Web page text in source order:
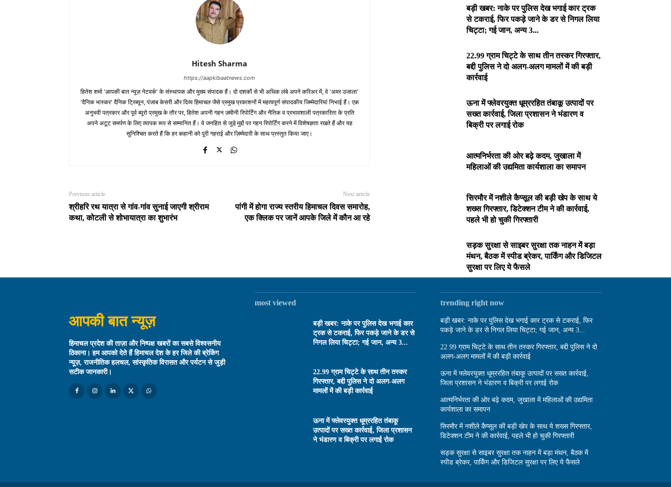
Hitesh Sharma
https://aapkibaatnews.com
हितेश शर्मा 'आपकी बात न्यूज़ नेटवर्क' के संस्थापक और मुख्य संपादक हैं। दो दशकों से भी अधिक लंबे अपने करिअर में, वे 'अमर उजाला'
'दैनिक भास्कर' दैनिक ट्रिब्यून, पंजाब केसरी और दिव्य हिमाचल जैसे प्रमुख प्रकाशनों में महत्वपूर्ण संपादकीय जिम्मेदारियां निभाई हैं। एक
अनुभवी पत्रकार और पूर्व ब्यूरो प्रमुख के तौर पर, हितेश अपनी गहन ज़मीनी रिपोर्टिंग और नैतिक व प्रभावशाली पत्रकारिता के प्रति
अपने अटूट समर्पण के लिए व्यापक रूप से सम्मानित हैं। वे जनहित से जुड़े मुद्दों पर गहन रिपोर्टिंग करने में विशेषज्ञता रखते हैं और यह
सुनिश्चित करते हैं कि हर कहानी को पूरी गहराई और ज़िम्मेदारी के साथ प्रस्तुत किया जाए।
Previous article
श्रीहरि रथ यात्रा से गांव-गांव सुनाई जाएगी श्रीराम
कथा, कोटली से शोभायात्रा का शुभारंभ
Next article
पांगी में होगा राज्य स्तरीय हिमाचल दिवस समारोह,
एक क्लिक पर जानें आपके जिले में कौन आ रहे
बड़ी खबर: नाके पर पुलिस देख भगाई कार ट्रक
से टकराई, फिर पकड़े जाने के डर से निगल लिया
चिट्टा; गई जान, अन्य 3...
22.99 ग्राम चिट्टे के साथ तीन तस्कर गिरफ्तार,
बद्दी पुलिस ने दो अलग-अलग मामलों में की बड़ी
कार्रवाई
ऊना में फ्लेवरयुक्त धूम्ररहित तंबाकू उत्पादों पर
सख्त कार्रवाई, जिला प्रशासन ने भंडारण व
बिक्री पर लगाई रोक
आत्मनिर्भरता की ओर बढ़े कदम, जुखाला में
महिलाओं की उद्यमिता कार्यशाला का समापन
सिरमौर में नशीले कैप्सूल की बड़ी खेप के साथ ये
शख्स गिरफ्तार, डिटेक्शन टीम ने की कार्रवाई,
पहले भी हो चुकी गिरफ्तारी
सड़क सुरक्षा से साइबर सुरक्षा तक नाहन में बड़ा
मंथन, बैठक में स्पीड ब्रेकर, पार्किंग और डिजिटल
सुरक्षा पर लिए ये फैसले
आपकी बात न्यूज़
हिमाचल प्रदेश की ताज़ा और निष्पक्ष खबरों का सबसे विश्वसनीय
ठिकाना। हम आपको देते हैं हिमाचल देश के हर जिले की ब्रेकिंग
न्यूज़, राजनीतिक हलचल, सांस्कृतिक विरासत और पर्यटन से जुड़ी
सटीक जानकारी।
most viewed
बड़ी खबर: नाके पर पुलिस देख भगाई कार
ट्रक से टकराई, फिर पकड़े जाने के डर से
निगल लिया चिट्टा; गई जान, अन्य 3...
22.99 ग्राम चिट्टे के साथ तीन तस्कर
गिरफ्तार, बद्दी पुलिस ने दो अलग-अलग
मामलों में की बड़ी कार्रवाई
ऊना में फ्लेवरयुक्त धूम्ररहित तंबाकू
उत्पादों पर सख्त कार्रवाई, जिला प्रशासन
ने भंडारण व बिक्री पर लगाई रोक
trending right now
बड़ी खबर: नाके पर पुलिस देख भगाई कार ट्रक से टकराई, फिर
पकड़े जाने के डर से निगल लिया चिट्टा; गई जान, अन्य 3...
22.99 ग्राम चिट्टे के साथ तीन तस्कर गिरफ्तार, बद्दी पुलिस ने दो
अलग-अलग मामलों में की बड़ी कार्रवाई
ऊना में फ्लेवरयुक्त धूम्ररहित तंबाकू उत्पादों पर सख्त कार्रवाई,
जिला प्रशासन ने भंडारण व बिक्री पर लगाई रोक
आत्मनिर्भरता की ओर बढ़े कदम, जुखाला में महिलाओं की उद्यमिता
कार्यशाला का समापन
सिरमौर में नशीले कैप्सूल की बड़ी खेप के साथ ये शख्स गिरफ्तार,
डिटेक्शन टीम ने की कार्रवाई, पहले भी हो चुकी गिरफ्तारी
सड़क सुरक्षा से साइबर सुरक्षा तक नाहन में बड़ा मंथन, बैठक में
स्पीड ब्रेकर, पार्किंग और डिजिटल सुरक्षा पर लिए ये फैसले